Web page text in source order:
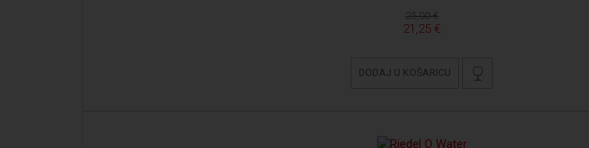
25,00 €
21,25 €
DODAJ U KOŠARICU